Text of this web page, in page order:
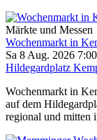
Märkte und Messen
Wochenmarkt in
Sa 8 Aug. 2026 7:00
Hildegardplatz
Wochenmarkt in
auf dem
regional und mitten